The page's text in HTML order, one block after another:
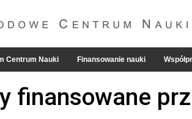
Centrum Nauki Finansowanie nauki
finansowane